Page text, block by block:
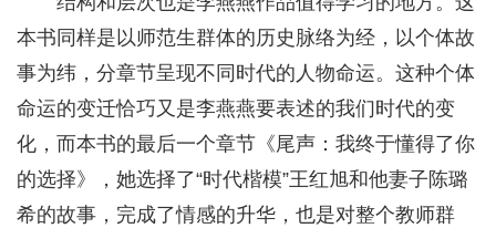
本书同样是以师范生群体的历史脉络为经，以个体故
事为纬，分章节呈现不同时代的人物命运。这种个体
命运的变迁恰巧又是李燕燕要表述的我们时代的变
化，而本书的最后一个章节《尾声：我终于懂得了你
的选择》，她选择了“时代楷模”王红旭和他妻子陈璐
希的故事，完成了情感的升华，也是对整个教师群